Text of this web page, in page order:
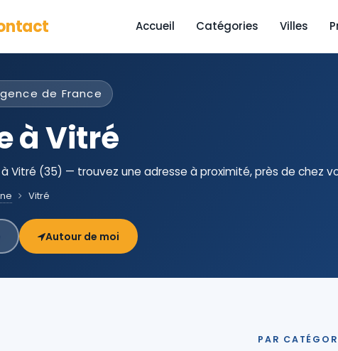
Accueil Catégories Villes
de France
à Vitré
Vitré (35) — trouvez une adresse à proximité, près de chez
Vitré
Autour de moi
PAR